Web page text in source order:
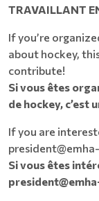
TRAVAILLANT
If you’re
about hockey,
contribute!
Si vous êtes
de hockey, c’est
If you are
Si vous êtes